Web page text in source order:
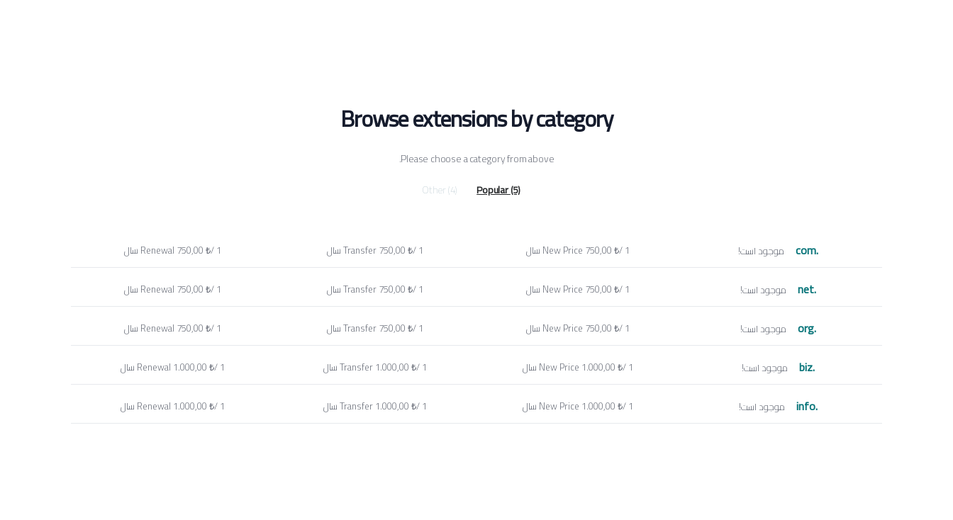
Browse extensions by category
Please choose a category from above.
Popular(5)
Other(4)
.com موجود است! New Price 750,00 ₺/ 1 سال Transfer750,00 ₺/ 1 سال Renewal 750,00 ₺/ 1 سال
.net موجود است! New Price 750,00 ₺/ 1 سال Transfer750,00 ₺/ 1 سال Renewal 750,00 ₺/ 1 سال
.org موجود است! New Price 750,00 ₺/ 1 سال Transfer750,00 ₺/ 1 سال Renewal 750,00 ₺/ 1 سال
.biz موجود است! New Price 1.000,00 ₺/ 1 سال Transfer1.000,00 ₺/ 1 سال Renewal 1.000,00 ₺/ 1 سال
.info موجود است! New Price 1.000,00 ₺/ 1 سال Transfer1.000,00 ₺/ 1 سال Renewal 1.000,00 ₺/ 1 سال